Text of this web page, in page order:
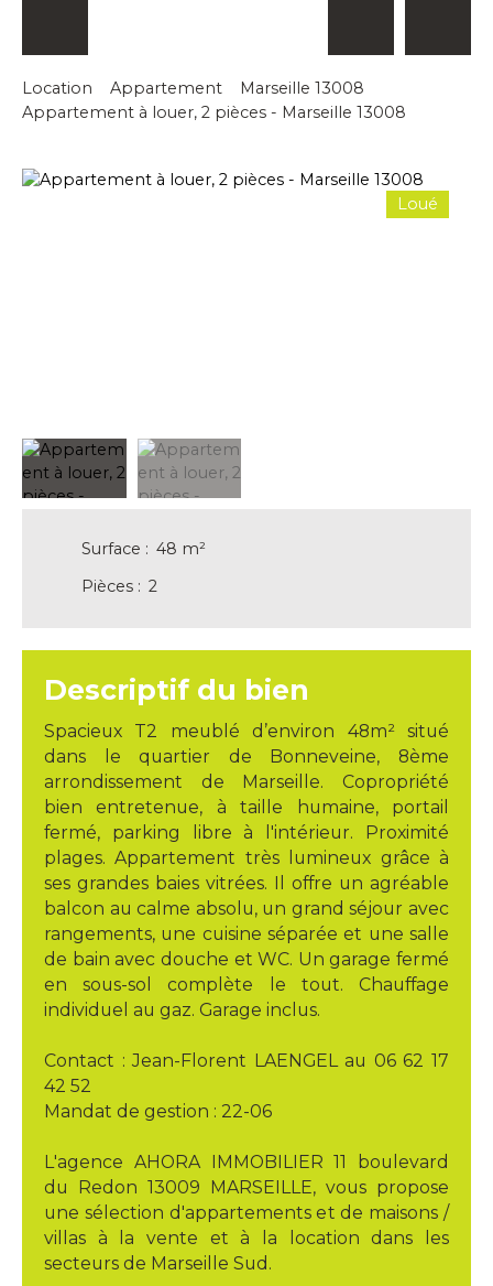
Location Appartement
Marseille 13008
Appartement à louer, 2 pièces - Marseille 13008
Loué
Surface : 48 m²
Pièces : 2
Descriptif du bien
Spacieux T2 meublé d’environ 48m² situé
dans le quartier de Bonneveine, 8ème
arrondissement de Marseille. Copropriété
bien entretenue, à taille humaine, portail
fermé, parking libre à l'intérieur. Proximité
plages. Appartement très lumineux grâce à
ses grandes baies vitrées. Il offre un agréable
balcon au calme absolu, un grand séjour avec
rangements, une cuisine séparée et une salle
de bain avec douche et WC. Un garage fermé
en sous-sol complète le tout. Chauffage
individuel au gaz. Garage inclus.
Contact : Jean-Florent LAENGEL au 06 62 17
42 52
Mandat de gestion : 22-06
L'agence AHORA IMMOBILIER 11 boulevard
du Redon 13009 MARSEILLE, vous propose
une sélection d'appartements et de maisons /
villas à la vente et à la location dans les
secteurs de Marseille Sud.